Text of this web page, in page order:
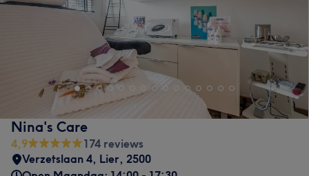
Nina's Care
4,9
174 reviews
Verzetslaan 4, Lier, 2500